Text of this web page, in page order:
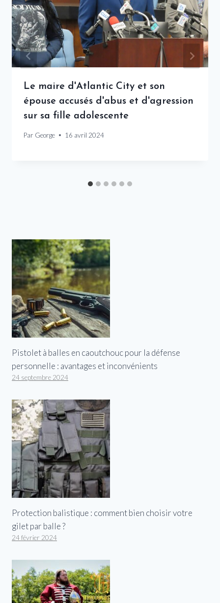
Le maire d'Atlantic City et son
épouse accusés d'abus et d'agression
sur sa fille adolescente
Par George 16 avril 2024
Pistolet à balles en caoutchouc pour la défense
personnelle : avantages et inconvénients
24 septembre 2024
Protection balistique : comment bien choisir votre
gilet par balle ?
24 février 2024